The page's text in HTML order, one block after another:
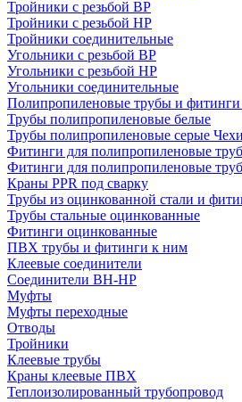
Тройники с резьбой ВР
Тройники с резьбой НР
Тройники соединительные
Угольники с резьбой ВР
Угольники с резьбой НР
Угольники соединительные
Полипропиленовые трубы и фитинги
Трубы полипропиленовые белые
Трубы полипропиленовые серые
Фитинги для полипропиленовые
Фитинги для полипропиленовые
Краны PPR под сварку
Трубы из оцинкованной стали и
Трубы стальные оцинкованные
Фитинги оцинкованные
ПВХ трубы и фитинги к ним
Клеевые соединители
Соединители ВН-НР
Муфты
Муфты переходные
Отводы
Тройники
Клеевые трубы
Краны клеевые ПВХ
Теплоизолированный трубопровод